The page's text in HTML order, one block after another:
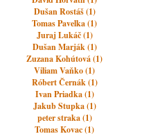
Dušan Rostáš (1)
Tomas Pavelka (1)
Juraj Lukáč (1)
Dušan Marják (1)
Zuzana Kohútová (1)
Viliam Vaňko (1)
Róbert Černák (1)
Ivan Priadka (1)
Jakub Stupka (1)
peter straka (1)
Tomas Kovac (1)